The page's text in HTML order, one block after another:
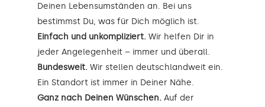
Deinen Lebensumständen an. Bei uns
bestimmst Du, was für Dich möglich ist.
Einfach und unkompliziert. Wir helfen Dir in
jeder Angelegenheit – immer und überall.
Bundesweit. Wir stellen deutschlandweit ein.
Ein Standort ist immer in Deiner Nähe.
Ganz nach Deinen Wünschen. Auf der